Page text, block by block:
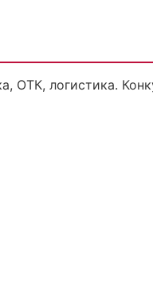
ОТК, логистика.